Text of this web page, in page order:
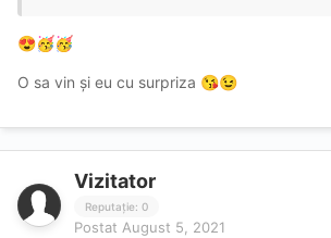
😍🥳🥳
O sa vin și eu cu surpriza 😘😉
Vizitator
Reputație: 0
Postat August 5, 2021